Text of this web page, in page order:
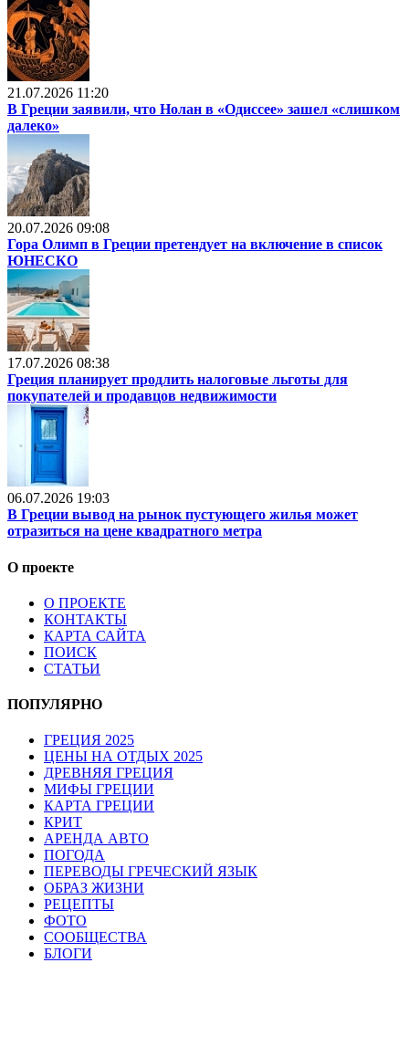
21.07.2026 11:20
В Греции заявили, что Нолан в «Одиссее» зашел «слишком
далеко»
20.07.2026 09:08
Гора Олимп в Греции претендует на включение в список
ЮНЕСКО
17.07.2026 08:38
Греция планирует продлить налоговые льготы для
покупателей и продавцов недвижимости
06.07.2026 19:03
В Греции вывод на рынок пустующего жилья может
отразиться на цене квадратного метра
О проекте
О ПРОЕКТЕ
КОНТАКТЫ
КАРТА САЙТА
ПОИСК
СТАТЬИ
ПОПУЛЯРНО
ГРЕЦИЯ 2025
ЦЕНЫ НА ОТДЫХ 2025
ДРЕВНЯЯ ГРЕЦИЯ
МИФЫ ГРЕЦИИ
КАРТА ГРЕЦИИ
КРИТ
АРЕНДА АВТО
ПОГОДА
ПЕРЕВОДЫ ГРЕЧЕСКИЙ ЯЗЫК
ОБРАЗ ЖИЗНИ
РЕЦЕПТЫ
ФОТО
СООБЩЕСТВА
БЛОГИ